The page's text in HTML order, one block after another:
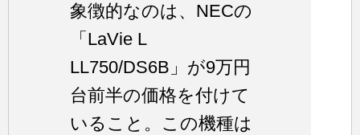
象徴的なのは、NECの
「LaVie L
LL750/DS6B」が9万円
台前半の価格を付けて
いること。この機種は